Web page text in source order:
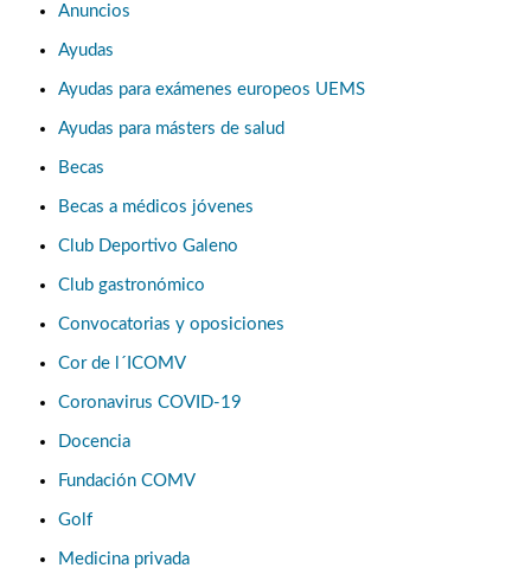
Anuncios
Ayudas
Ayudas para exámenes europeos UEMS
Ayudas para másters de salud
Becas
Becas a médicos jóvenes
Club Deportivo Galeno
Club gastronómico
Convocatorias y oposiciones
Cor de l´ICOMV
Coronavirus COVID-19
Docencia
Fundación COMV
Golf
Medicina privada